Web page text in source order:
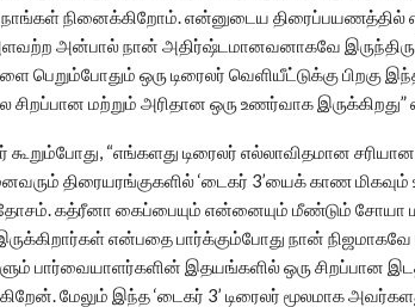
நாங்கள் நினைக்கிறோம். என்னுடைய
அன்பால் நான் அதிர்ஷ்டமானவனாகவே
பெறும்போதும் ஒரு டிரைலர் வெளியீட்டுக்கு
மற்றும் அரிதான ஒரு உணர்வாக இருக்கிறது”
கூறும்போது, “எங்களது டிரைலர் எல்லாவிதமான
திரையரங்குகளில் ‘டைகர் 3’யைக் காண மிகவும்
கத்ரீனா கைப்பையும் என்னையும் மீண்டும் சோயா
என்பதை பார்க்கும்போது நான்
பார்வையாளர்களின் இதயங்களில் ஒரு சிறப்பான
மேலும் இந்த ‘டைகர் 3’ டிரைலர் மூலமாக